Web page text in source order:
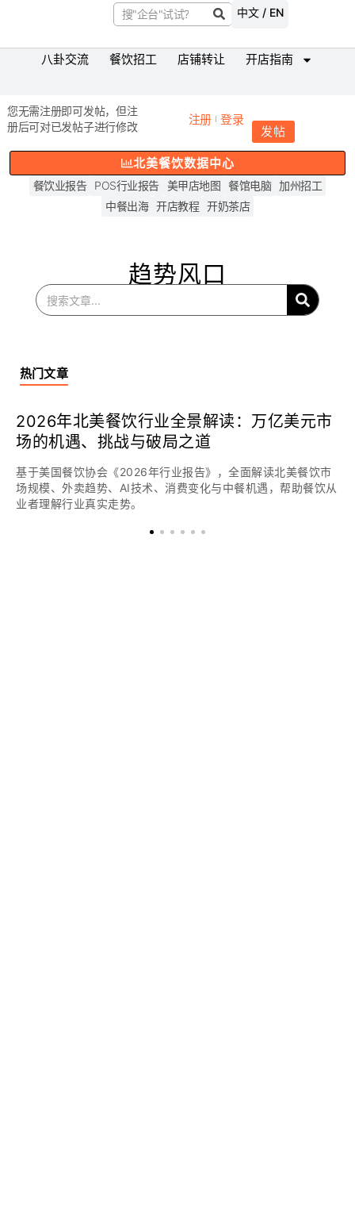
中文 / EN
八卦交流 餐饮招工 店铺转让 开店指南
您无需注册即可发帖，但注
册后可对已发帖子进行修改
注册 登录
发帖
北美餐饮数据中心
餐饮业报告 POS行业报告 美甲店地图 餐馆电脑
加州招工
中餐出海 开店教程 开奶茶店
趋势风口
热门文章
2026年北美餐饮行业全景解读：万亿美元市
场的机遇、挑战与破局之道
基于美国餐饮协会《2026年行业报告》，全面解读北美餐饮市
场规模、外卖趋势、AI技术、消费变化与中餐机遇，帮助餐饮从
业者理解行业真实走势。